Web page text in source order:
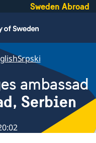
Sweden Abroad
Srpski
ambassad
Serbien